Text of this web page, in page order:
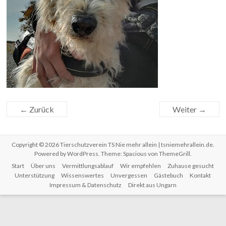
← Zurück Weiter →
Copyright © 2026Tierschutzverein TS Nie mehr allein | tsniemehrallein.de.
Powered byWordPress. Theme: Spacious von ThemeGrill.
Start
Über uns Vermittlungsablauf Wir empfehlen
Zuhause gesucht
Unterstützung
Wissenswertes Unvergessen Gästebuch
Kontakt
Impressum & Datenschutz
Direkt aus Ungarn